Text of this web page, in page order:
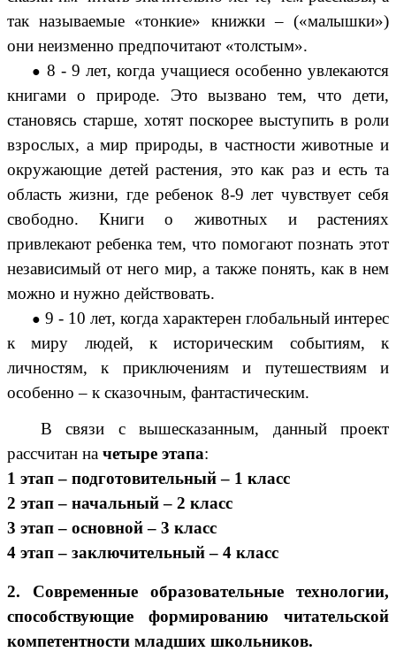
так называемые «тонкие» книжки – («малышки»)
они неизменно предпочитают «толстым».
8 - 9 лет, когда учащиеся особенно увлекаются
книгами о природе. Это вызвано тем, что дети,
становясь старше, хотят поскорее выступить в роли
взрослых, а мир природы, в частности животные и
окружающие детей растения, это как раз и есть та
область жизни, где ребенок 8-9 лет чувствует себя
свободно. Книги о животных и растениях
привлекают ребенка тем, что помогают познать этот
независимый от него мир, а также понять, как в нем
можно и нужно действовать.
9 - 10 лет, когда характерен глобальный интерес
к миру людей, к историческим событиям, к
личностям, к приключениям и путешествиям и
особенно – к сказочным, фантастическим.
В связи с вышесказанным, данный проект
рассчитан на четыре этапа:
1 этап – подготовительный – 1 класс
2 этап – начальный – 2 класс
3 этап – основной – 3 класс
4 этап – заключительный – 4 класс
2. Современные образовательные технологии,
способствующие формированию читательской
компетентности младших школьников.